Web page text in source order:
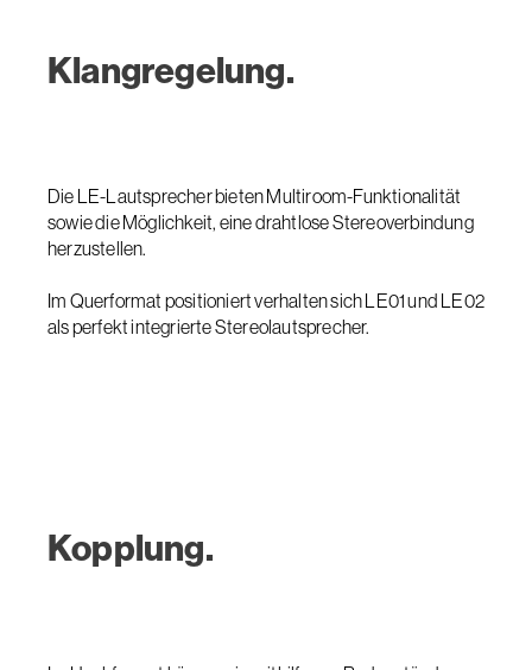
Klangregelung.
Die LE-Lautsprecher bieten Multiroom-Funktionalität
sowie die Möglichkeit, eine drahtlose Stereoverbindung
herzustellen.
Im Querformat positioniert verhalten sich LE01 und LE02
als perfekt integrierte Stereolautsprecher.
Kopplung.